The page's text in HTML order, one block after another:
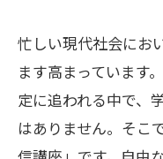
忙しい現代社会にお
ます高まっています
定に追われる中で、
はありません。そこ